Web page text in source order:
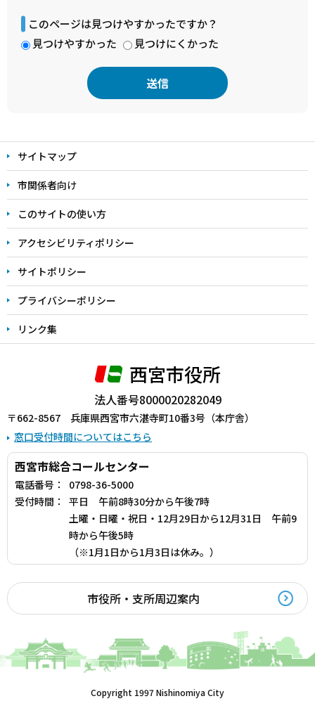
このページは見つけやすかったですか？
見つけやすかった
見つけにくかった
文
こ
こ
ま
で
サイトマップ
市関係者向け
このサイトの使い方
アクセシビリティポリシー
サイトポリシー
プライバシーポリシー
リンク集
西宮市役所
法人番号8000020282049
〒662-8567 兵庫県西宮市六湛寺町10番3号（本庁舎）
窓口受付時間についてはこちら
西宮市総合コールセンター
電話番号：
0798-36-5000
受付時間：
平日 午前8時30分から午後7時
土曜・日曜・祝日・12月29日から12月31日 午前9
時から午後5時
（※1月1日から1月3日は休み。）
市役所・支所周辺案内
Copyright 1997 Nishinomiya City